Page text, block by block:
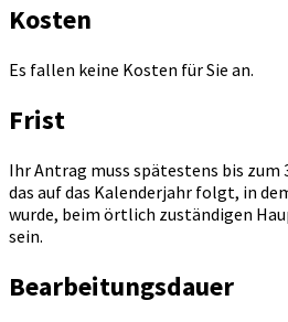
Kosten
Es fallen keine Kosten für Sie an.
Frist
Ihr Antrag muss spätestens bis zum
das auf das Kalenderjahr folgt, in
wurde, beim örtlich zuständigen
sein.
Bearbeitungsdauer